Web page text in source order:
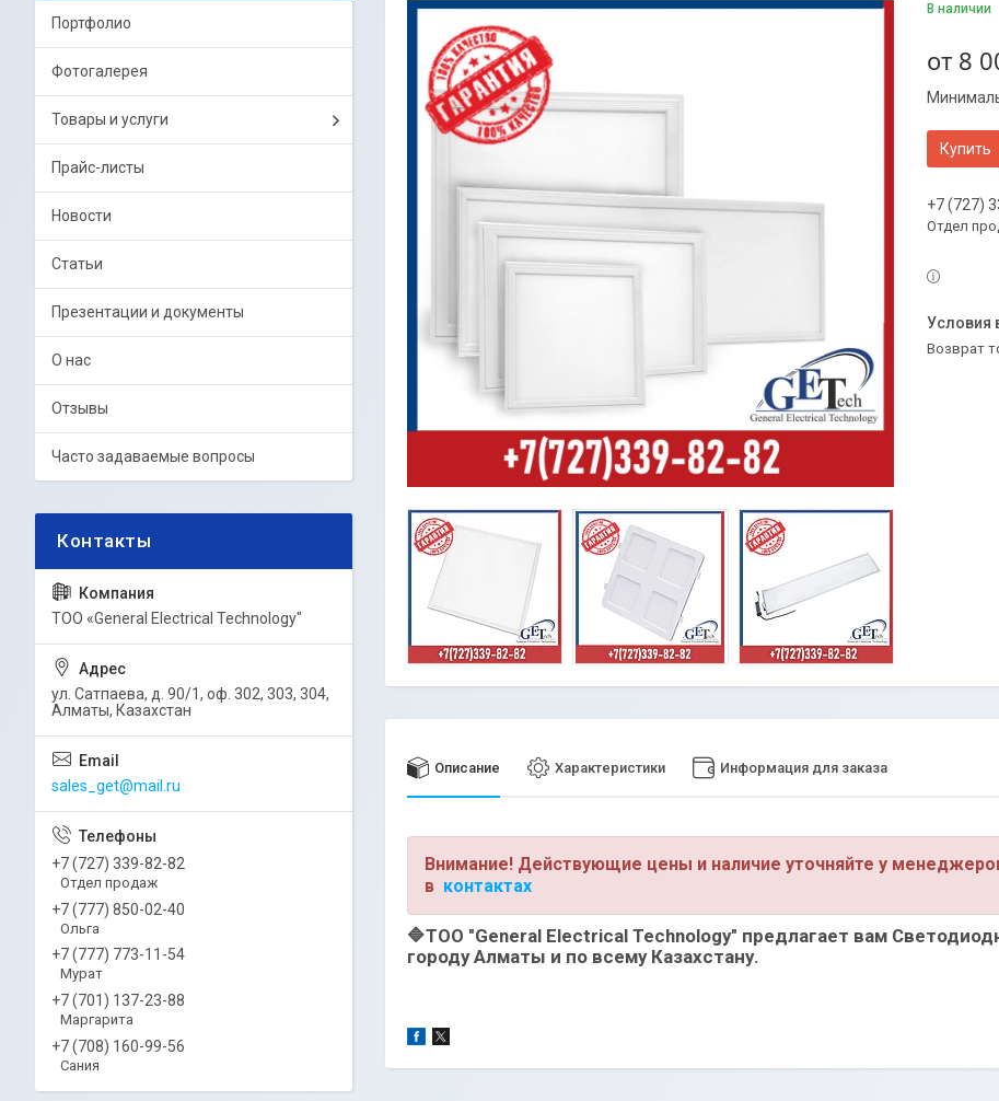
В наличии
от 8
Купить
+7 (727)
Отдел
возврат
Описание Характеристики Информация для заказа
Внимание! Действующие цены и наличие уточняйте у
в контактах
🔷ТОО "General Electrical Technology" предлагает вам
городу Алматы и по всему Казахстану.
Портфолио
Фотогалерея
Товары и услуги
Прайс-листы
Новости
Статьи
Презентации и документы
О нас
Отзывы
Часто задаваемые вопросы
ТОО «General Electrical Technology"
ул. Сатпаева, д. 90/1, оф. 302, 303, 304,
Алматы, Казахстан
sales_get@mail.ru
+7 (727) 339-82-82
Отдел продаж
+7 (777) 850-02-40
Ольга
+7 (777) 773-11-54
Мурат
+7 (701) 137-23-88
Маргарита
+7 (708) 160-99-56
Сания